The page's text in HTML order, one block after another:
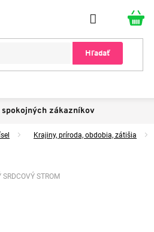
Hľadať
zákazníkov
Krajiny, príroda, obdobia, zátišia
STROM